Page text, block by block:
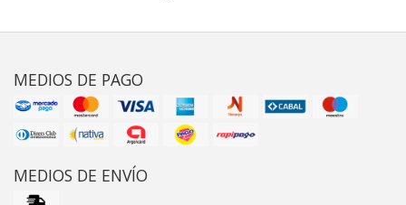
MEDIOS DE PAGO
MEDIOS DE ENVÍO